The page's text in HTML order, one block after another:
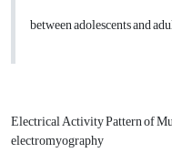
between adolescents and
Electrical Activity Pattern of
electromyography